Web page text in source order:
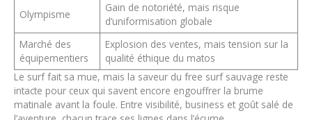
Olympisme
Gain de notoriété, mais risque
d’uniformisation globale
Marché des
équipementiers
Explosion des ventes, mais tension sur la
qualité éthique du matos
Le surf fait sa mue, mais la saveur du free surf sauvage reste
intacte pour ceux qui savent encore engouffrer la brume
matinale avant la foule. Entre visibilité, business et goût salé de